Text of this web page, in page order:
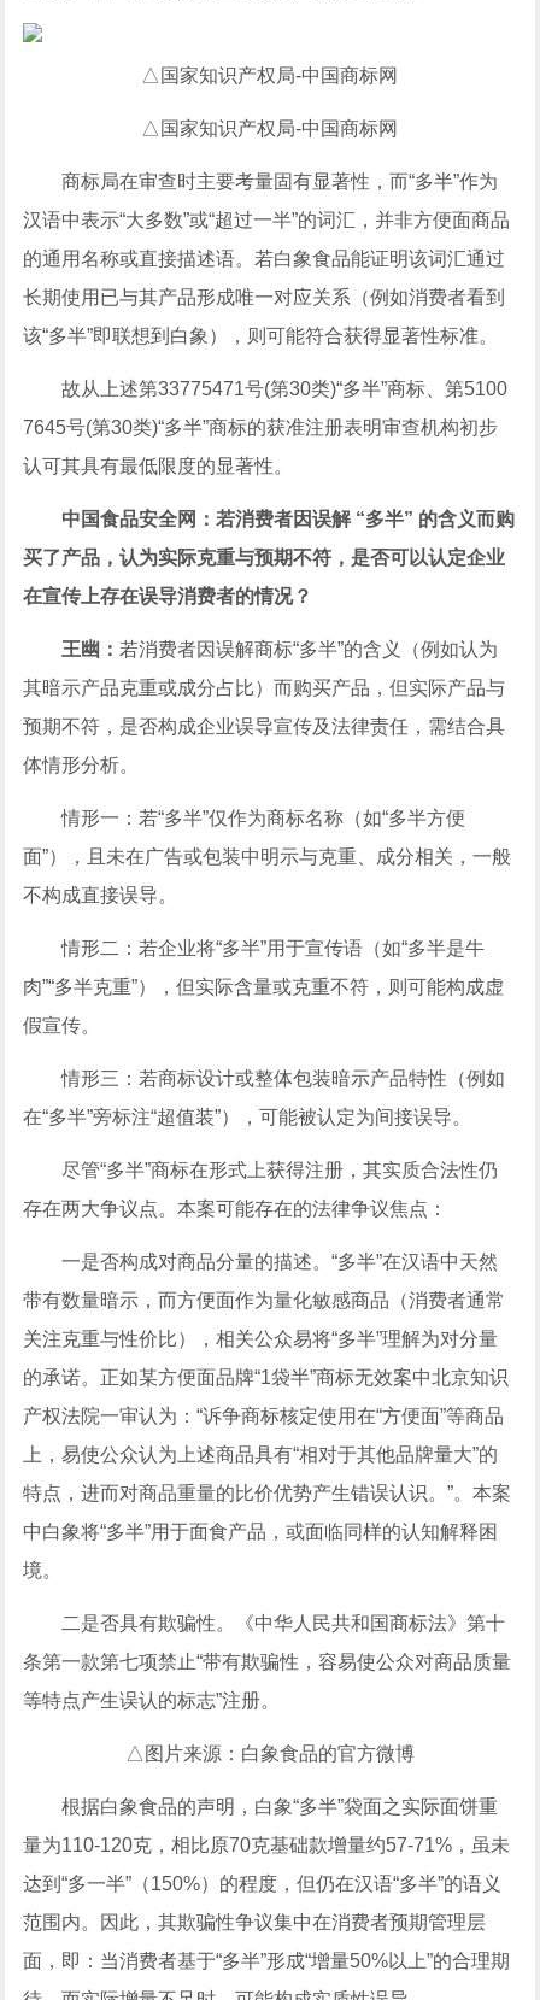
△国家知识产权局-中国商标网
△国家知识产权局-中国商标网
商标局在审查时主要考量固有显著性，而“多半”作为
汉语中表示“大多数”或“超过一半”的词汇，并非方便面商品
的通用名称或直接描述语。若白象食品能证明该词汇通过
长期使用已与其产品形成唯一对应关系（例如消费者看到
该“多半”即联想到白象），则可能符合获得显著性标准。
故从上述第33775471号(第30类)“多半”商标、第5100
7645号(第30类)“多半”商标的获准注册表明审查机构初步
认可其具有最低限度的显著性。
中国食品安全网：若消费者因误解 “多半” 的含义而购
买了产品，认为实际克重与预期不符，是否可以认定企业
在宣传上存在误导消费者的情况？
王幽： 若消费者因误解商标“多半”的含义（例如认为
其暗示产品克重或成分占比）而购买产品，但实际产品与
预期不符，是否构成企业误导宣传及法律责任，需结合具
体情形分析。
情形一：若“多半”仅作为商标名称（如“多半方便
面”），且未在广告或包装中明示与克重、成分相关，一般
不构成直接误导。
情形二：若企业将“多半”用于宣传语（如“多半是牛
肉”“多半克重”），但实际含量或克重不符，则可能构成虚
假宣传。
情形三：若商标设计或整体包装暗示产品特性（例如
在“多半”旁标注“超值装”），可能被认定为间接误导。
尽管“多半”商标在形式上获得注册，其实质合法性仍
存在两大争议点。本案可能存在的法律争议焦点：
一是否构成对商品分量的描述。“多半”在汉语中天然
带有数量暗示，而方便面作为量化敏感商品（消费者通常
关注克重与性价比），相关公众易将“多半”理解为对分量
的承诺。正如某方便面品牌“1袋半”商标无效案中北京知识
产权法院一审认为：“诉争商标核定使用在“方便面”等商品
上，易使公众认为上述商品具有“相对于其他品牌量大”的
特点，进而对商品重量的比价优势产生错误认识。”。本案
中白象将“多半”用于面食产品，或面临同样的认知解释困
境。
二是否具有欺骗性。《中华人民共和国商标法》第十
条第一款第七项禁止“带有欺骗性，容易使公众对商品质量
等特点产生误认的标志”注册。
△图片来源：白象食品的官方微博
根据白象食品的声明，白象“多半”袋面之实际面饼重
量为110-120克，相比原70克基础款增量约57-71%，虽未
达到“多一半”（150%）的程度，但仍在汉语“多半”的语义
范围内。因此，其欺骗性争议集中在消费者预期管理层
面，即：当消费者基于“多半”形成“增量50%以上”的合理期